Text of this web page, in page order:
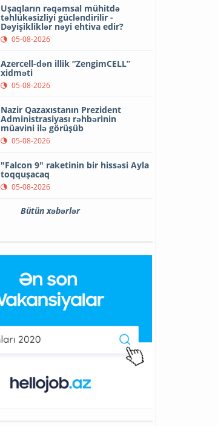
Uşaqların rəqəmsal mühitdə
təhlükəsizliyi gücləndirilir -
Dəyişikliklər nəyi ehtiva edir?
05-08-2026
Azercell-dən illik “ZengimCELL”
xidməti
05-08-2026
Nazir Qazaxıstanın Prezident
Administrasiyası rəhbərinin
müavini ilə görüşüb
05-08-2026
"Falcon 9" raketinin bir hissəsi Ayla
toqquşacaq
05-08-2026
Bütün xəbərlər